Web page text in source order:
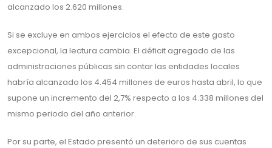
alcanzado los 2.620 millones.
Si se excluye en ambos ejercicios el efecto de este gasto
excepcional, la lectura cambia. El déficit agregado de las
administraciones públicas sin contar las entidades locales
habría alcanzado los 4.454 millones de euros hasta abril, lo que
supone un incremento del 2,7% respecto a los 4.338 millones del
mismo periodo del año anterior.
Por su parte, el Estado presentó un deterioro de sus cuentas